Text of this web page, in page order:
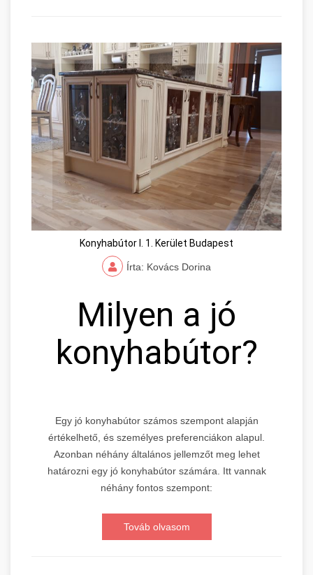
Konyhabútor I. 1. Kerület Budapest
Írta: Kovács Dorina
Milyen a jó
konyhabútor?
Egy jó konyhabútor számos szempont alapján
értékelhető, és személyes preferenciákon alapul.
Azonban néhány általános jellemzőt meg lehet
határozni egy jó konyhabútor számára. Itt vannak
néhány fontos szempont:
Továb olvasom